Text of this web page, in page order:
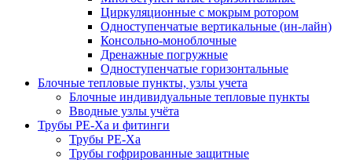
Циркуляционные с мокрым ротором
Одноступенчатые вертикальные (ин-лайн)
Консольно-моноблочные
Дренажные погружные
Одноступенчатые горизонтальные
Блочные тепловые пункты, узлы учета
Блочные индивидуальные тепловые пункты
Вводные узлы учёта
Трубы РЕ-Ха и фитинги
Трубы РЕ-Ха
Трубы гофрированные защитные